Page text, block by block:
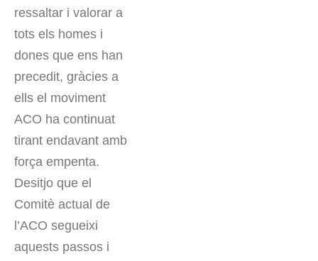
ressaltar i valorar a
tots els homes i
dones que ens han
precedit, gràcies a
ells el moviment
ACO ha continuat
tirant endavant amb
força empenta.
Desitjo que el
Comitè actual de
l’ACO segueixi
aquests passos i